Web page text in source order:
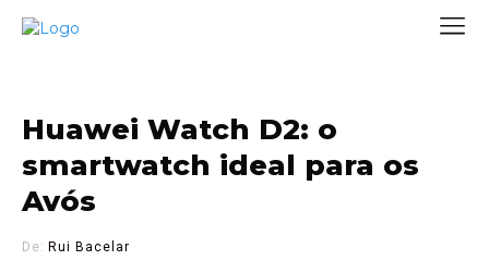
Huawei Watch D2: o
smartwatch ideal para os
Avós
De: Rui Bacelar